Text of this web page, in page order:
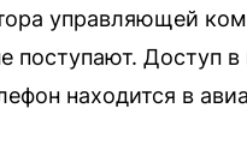
управляющей
поступают. Доступ
находится в